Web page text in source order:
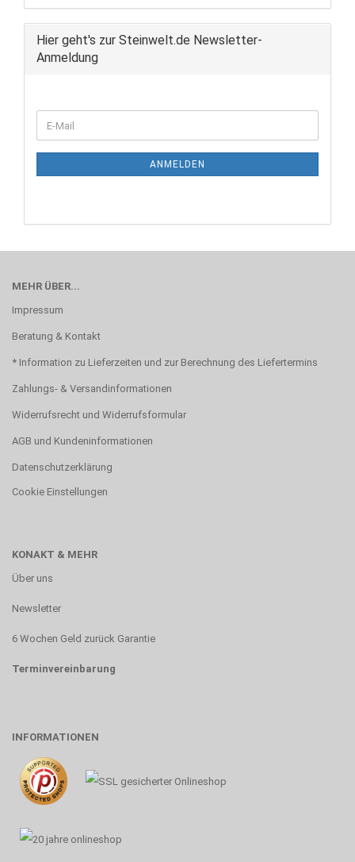
Hier geht's zur Steinwelt.de Newsletter-
Anmeldung
ZUR
E-
Mail
ANMELDEN
MEHR ÜBER...
Impressum
Beratung & Kontakt
* Information zu Lieferzeiten und zur Berechnung des Liefertermins
Zahlungs- & Versandinformationen
Widerrufsrecht und Widerrufsformular
AGB und Kundeninformationen
Datenschutzerklärung
Cookie Einstellungen
KONAKT & MEHR
Über uns
Newsletter
6 Wochen Geld zurück Garantie
Terminvereinbarung
INFORMATIONEN